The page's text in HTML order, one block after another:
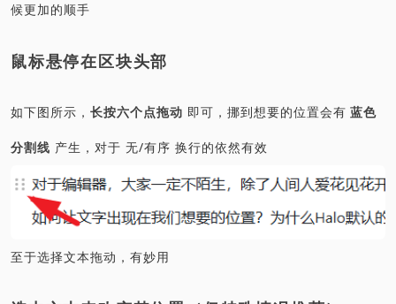
候更加的顺手
鼠标悬停在区块头部
如下图所示， 长按六个点拖动 即可，挪到想要的位置会有蓝色
分割线 产生，对于 无/有序 换行的依然有效
至于选择文本拖动，有妙用